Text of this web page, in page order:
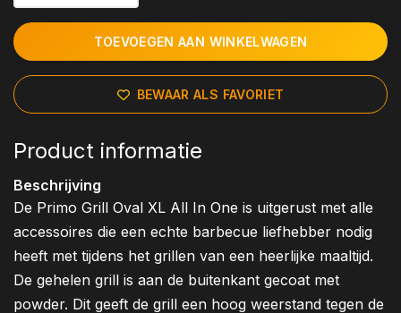
TOEVOEGEN AAN WINKELWAGEN
BEWAAR ALS FAVORIET
Product informatie
Beschrijving
De Primo Grill Oval XL All In One is uitgerust met alle
accessoires die een echte barbecue liefhebber nodig
heeft met tijdens het grillen van een heerlijke maaltijd.
De gehelen grill is aan de buitenkant gecoat met
powder. Dit geeft de grill een hoog weerstand tegen de